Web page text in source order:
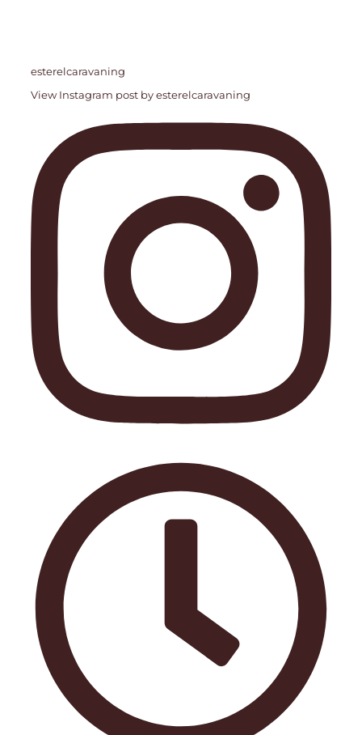
esterelcaravaning
View Instagram post by esterelcaravaning